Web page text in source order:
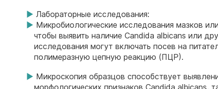
Лабораторные исследования:
Микробиологические исследования мазков
чтобы выявить наличие Candida albicans или
исследования могут включать посев на
полимеразную цепную реакцию (ПЦР).
Микроскопия образцов способствует
морфологических признаков Candida albicans,